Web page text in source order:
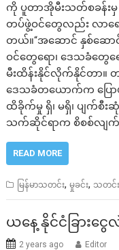
ကို ပူတာအိုမီးသတ်စခန်း
တပ်ဖွဲ့ဝင်တွေလည်း လာရေ
တယ်။“အဆောင် နှစ်ဆေ
ဝင်တွေရော၊ ဒေသခံတွေရ
မီးထိန်းနိုင်လိုက်နိုင်တာ။
ဒေသခံတယောက်က ပြော
ထိခိုက်မှု ရှိ၊ မရှိ၊ ပျက်စီး
သက်ဆိုင်ရာက စိစစ်လျ
READ MORE
မြန်မာသတင်း,မှုခင်း, သတင်း
ယနေ့ နိုင်ငံခြားငွ
2 years ago Editor